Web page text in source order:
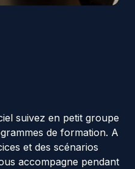
suivez en petit groupe
de formation. A
et des scénarios
accompagne pendant